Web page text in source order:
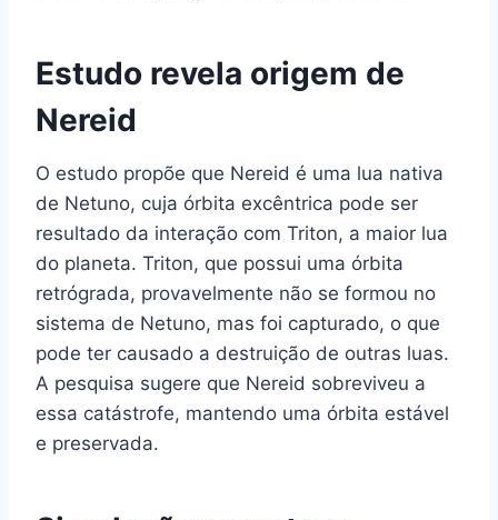
Estudo revela origem de
Nereid
O estudo propõe que Nereid é uma lua nativa
de Netuno, cuja órbita excêntrica pode ser
resultado da interação com Triton, a maior lua
do planeta. Triton, que possui uma órbita
retrógrada, provavelmente não se formou no
sistema de Netuno, mas foi capturado, o que
pode ter causado a destruição de outras luas.
A pesquisa sugere que Nereid sobreviveu a
essa catástrofe, mantendo uma órbita estável
e preservada.